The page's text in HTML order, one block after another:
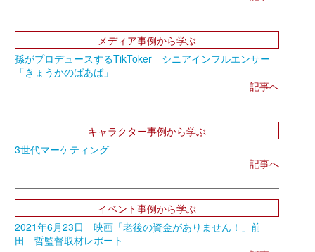
メディア事例から学ぶ
孫がプロデュースするTikToker シニアインフルエンサー
「きょうかのばあば」
記事へ
キャラクター事例から学ぶ
3世代マーケティング
記事へ
イベント事例から学ぶ
2021年6月23日 映画「老後の資金がありません！」前
田 哲監督取材レポート